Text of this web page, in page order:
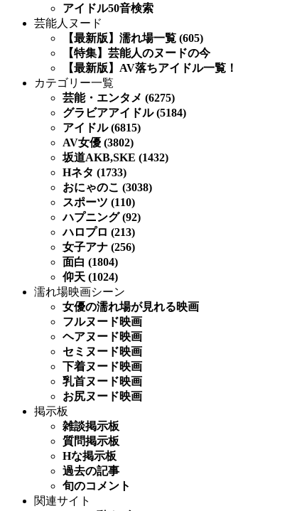
アイドル50音検索
芸能人ヌード
【最新版】濡れ場一覧 (605)
【特集】芸能人のヌードの今
【最新版】AV落ちアイドル一覧！
カテゴリー一覧
芸能・エンタメ (6275)
グラビアアイドル (5184)
アイドル (6815)
AV女優 (3802)
坂道AKB,SKE (1432)
Hネタ (1733)
おにゃのこ (3038)
スポーツ (110)
ハプニング (92)
ハロプロ (213)
女子アナ (256)
面白 (1804)
仰天 (1024)
濡れ場映画シーン
女優の濡れ場が見れる映画
フルヌード映画
ヘアヌード映画
セミヌード映画
下着ヌード映画
乳首ヌード映画
お尻ヌード映画
掲示板
雑談掲示板
質問掲示板
Hな掲示板
過去の記事
旬のコメント
関連サイト